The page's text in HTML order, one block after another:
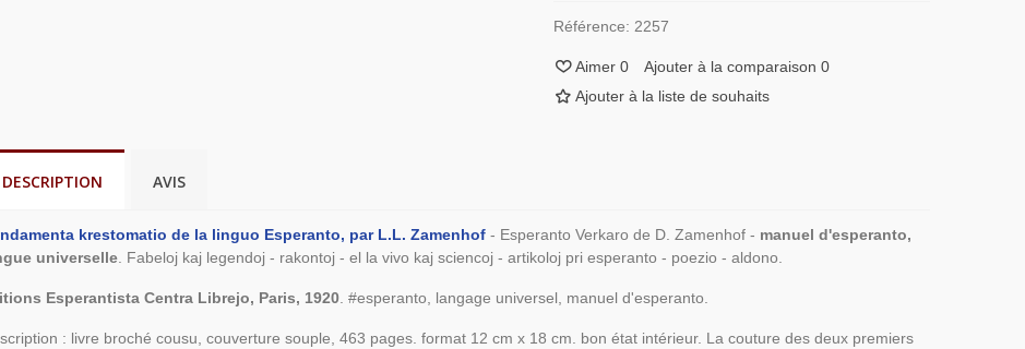
Référence: 2257
Aimer 0 Ajouter à la comparaison 0
Ajouter à la liste de souhaits
DESCRIPTION AVIS
krestomatio de la linguo Esperanto, par L.L. Zamenhof - Esperanto Verkaro de D. Zamenhof - manuel d'esperanto,
universelle. Fabeloj kaj legendoj - rakontoj - el la vivo kaj sciencoj - artikoloj pri esperanto - poezio - aldono.
Esperantista Centra Librejo, Paris, 1920. #esperanto, langage universel, manuel d'esperanto.
: livre broché cousu, couverture souple, 463 pages. format 12 cm x 18 cm. bon état intérieur. La couture des deux premiers